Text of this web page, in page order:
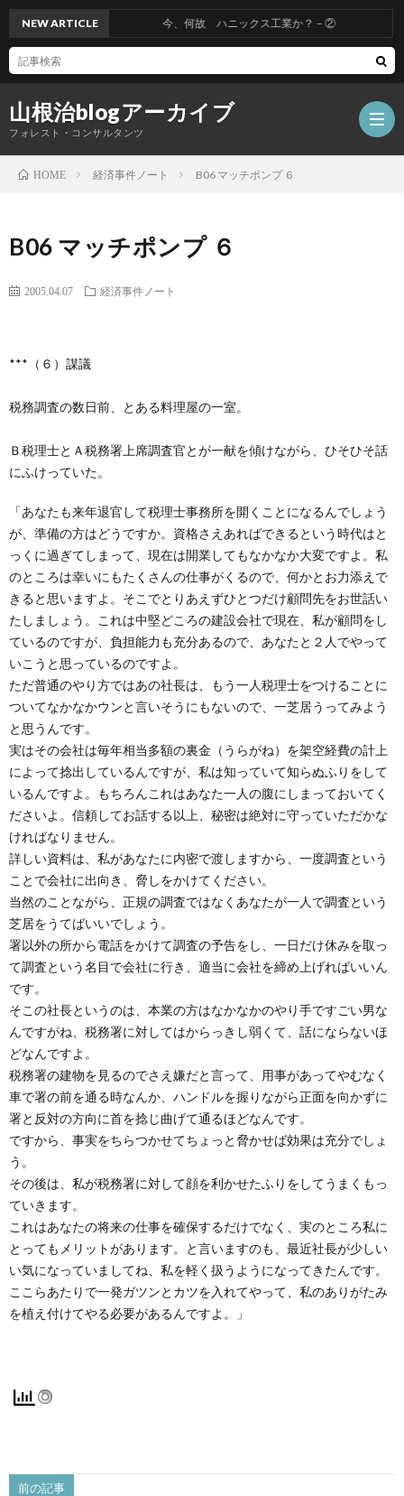
山根治blogアーカイブ
フォレスト・コンサルタンツ
る
人々
内
NEW ARTICLE 今、何故 ハニックス工業か？－②
HOME 経済事件ノート B06 マッチポンプ ６
B06 マッチポンプ ６
2005.04.07 経済事件ノート
***（６）謀議
税務調査の数日前、とある料理屋の一室。
Ｂ税理士とＡ税務署上席調査官とが一献を傾けながら、ひそひそ話
にふけっていた。
「あなたも来年退官して税理士事務所を開くことになるんでしょう
が、準備の方はどうですか。資格さえあればできるという時代はと
っくに過ぎてしまって、現在は開業してもなかなか大変ですよ。私
のところは幸いにもたくさんの仕事がくるので、何かとお力添えで
きると思いますよ。そこでとりあえずひとつだけ顧問先をお世話い
たしましょう。これは中堅どころの建設会社で現在、私が顧問をし
ているのですが、負担能力も充分あるので、あなたと２人でやって
いこうと思っているのですよ。
ただ普通のやり方ではあの社長は、もう一人税理士をつけることに
ついてなかなかウンと言いそうにもないので、一芝居うってみよう
と思うんです。
実はその会社は毎年相当多額の裏金（うらがね）を架空経費の計上
によって捻出しているんですが、私は知っていて知らぬふりをして
いるんですよ。もちろんこれはあなた一人の腹にしまっておいてく
ださいよ。信頼してお話する以上、秘密は絶対に守っていただかな
ければなりません。
詳しい資料は、私があなたに内密で渡しますから、一度調査という
ことで会社に出向き、脅しをかけてください。
当然のことながら、正規の調査ではなくあなたが一人で調査という
芝居をうてばいいでしょう。
署以外の所から電話をかけて調査の予告をし、一日だけ休みを取っ
て調査という名目で会社に行き、適当に会社を締め上げればいいん
です。
そこの社長というのは、本業の方はなかなかのやり手ですごい男な
んですがね、税務署に対してはからっきし弱くて、話にならないほ
どなんですよ。
税務署の建物を見るのでさえ嫌だと言って、用事があってやむなく
車で署の前を通る時なんか、ハンドルを握りながら正面を向かずに
署と反対の方向に首を捻じ曲げて通るほどなんです。
ですから、事実をちらつかせてちょっと脅かせば効果は充分でしょ
う。
その後は、私が税務署に対して顔を利かせたふりをしてうまくもっ
ていきます。
これはあなたの将来の仕事を確保するだけでなく、実のところ私に
とってもメリットがあります。と言いますのも、最近社長が少しい
い気になっていましてね、私を軽く扱うようになってきたんです。
ここらあたりで一発ガツンとカツを入れてやって、私のありがたみ
を植え付けてやる必要があるんですよ。」
前の記事